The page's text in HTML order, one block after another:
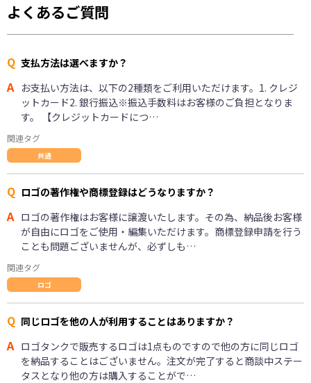
よくあるご質問
Q 支払方法は選べますか？
A お支払い方法は、以下の2種類をご利用いただけます。1. クレジ
ットカード2. 銀行振込※振込手数料はお客様のご負担となりま
す。 【クレジットカードにつ…
関連タグ
共通
Q ロゴの著作権や商標登録はどうなりますか？
A ロゴの著作権はお客様に譲渡いたします。その為、納品後お客様
が自由にロゴをご使用・編集いただけます。商標登録申請を行う
ことも問題ございませんが、必ずしも…
関連タグ
ロゴ
Q 同じロゴを他の人が利用することはありますか？
A ロゴタンクで販売するロゴは1点ものですので他の方に同じロゴ
を納品することはございません。注文が完了すると商談中ステー
タスとなり他の方は購入することがで…